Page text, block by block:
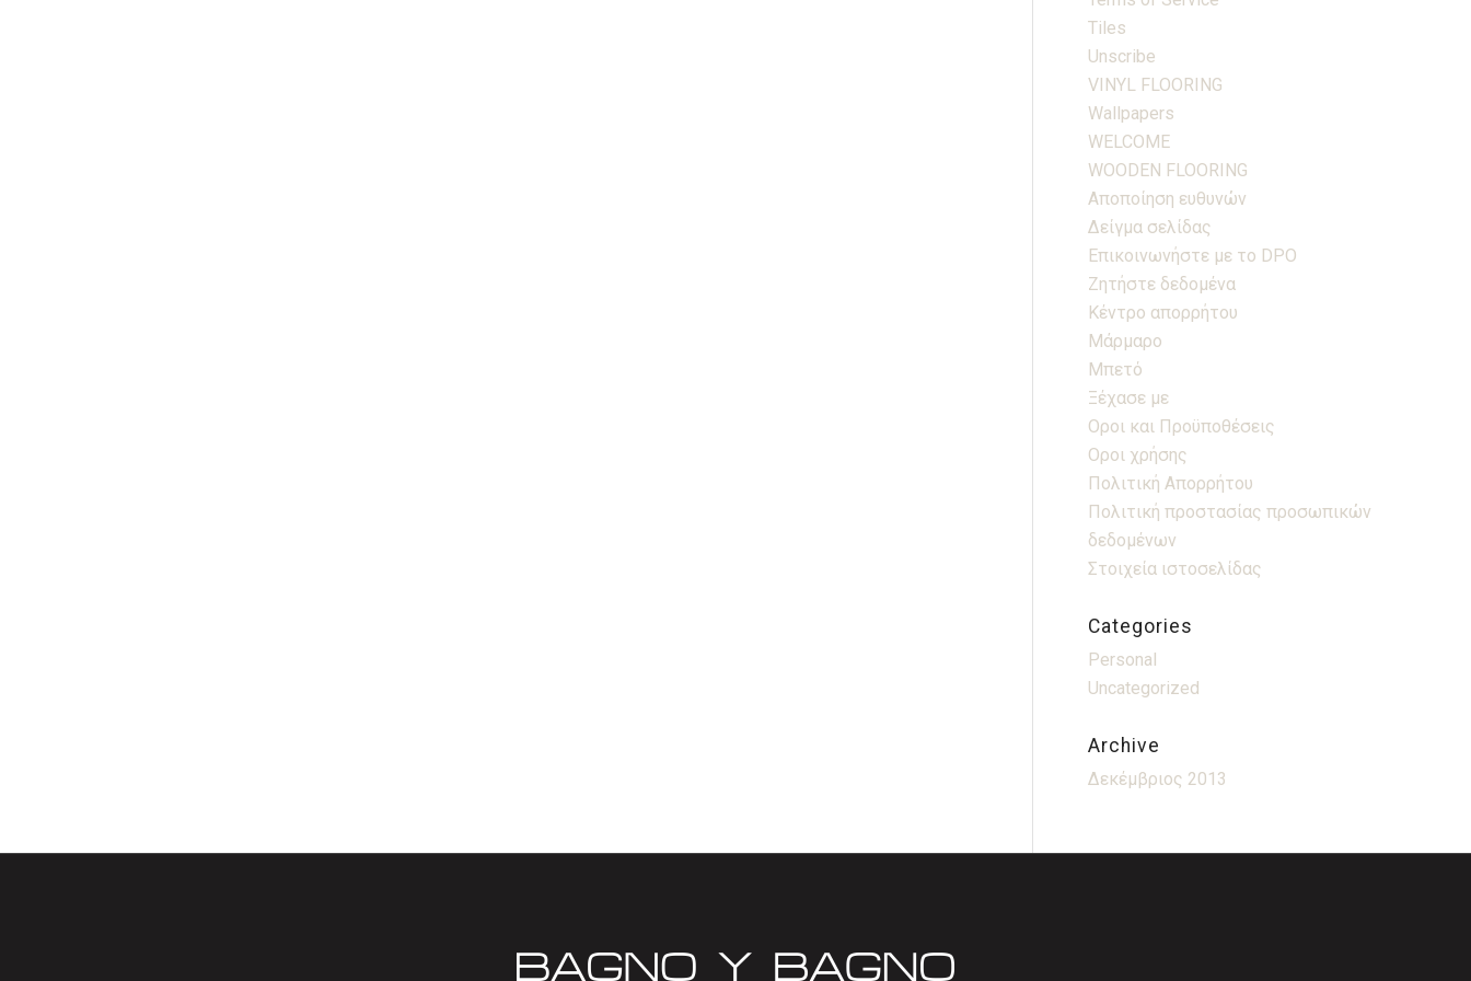
Tiles
Unscribe
VINYL FLOORING
Wallpapers
WELCOME
WOODEN FLOORING
Αποποίηση ευθυνών
Δείγμα σελίδας
Επικοινωνήστε με το DPO
Ζητήστε δεδομένα
Κέντρο απορρήτου
Μάρμαρο
Μπετό
Ξέχασε με
Οροι και Προϋποθέσεις
Οροι χρήσης
Πολιτική Απορρήτου
Πολιτική προστασίας προσωπικών
δεδομένων
Στοιχεία ιστοσελίδας
Categories
Personal
Uncategorized
Archive
Δεκέμβριος 2013